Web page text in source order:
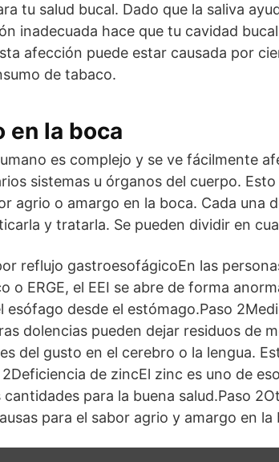
tu salud bucal. Dado que la saliva
inadecuada hace que tu cavidad
afección puede estar causada por
de tabaco.
en la boca
es complejo y se ve fácilmente
sistemas u órganos del cuerpo.
agrio o amargo en la boca. Cada una
y tratarla. Se pueden dividir en
reflujo gastroesofágicoEn las
o ERGE, el EEI se abre de forma
esófago desde el estómago.Paso
dolencias pueden dejar residuos de
del gusto en el cerebro o la lengua.
de zincEl zinc es uno de
para la buena salud.Paso
para el sabor agrio y amargo en la